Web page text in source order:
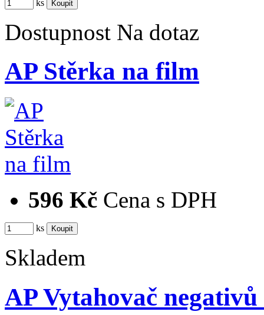
ks
Dostupnost Na dotaz
AP Stěrka na film
596 Kč Cena s DPH
ks
Skladem
AP Vytahovač